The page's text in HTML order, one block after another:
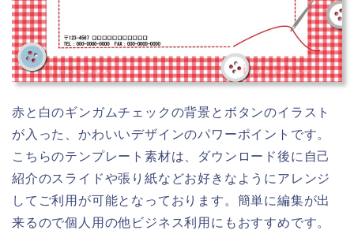
illust-box illust-box
赤と白のギンガムチェックの背景とボタンのイラスト
が入った、かわいいデザインのパワーポイントです。
こちらのテンプレート素材は、ダウンロード後に自己
紹介のスライドや張り紙などお好きなようにアレンジ
してご利用が可能となっております。簡単に編集が出
来るので個人用の他ビジネス利用にもおすすめです。